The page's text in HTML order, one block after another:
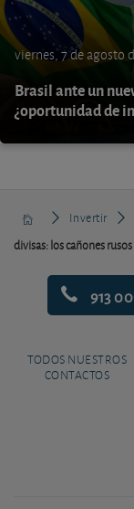
viernes, 7 de agosto
Brasil ante un
¿oportunidad de
Invertir
divisas: los cañones
913
TODOS NUESTROS
CONTACTOS